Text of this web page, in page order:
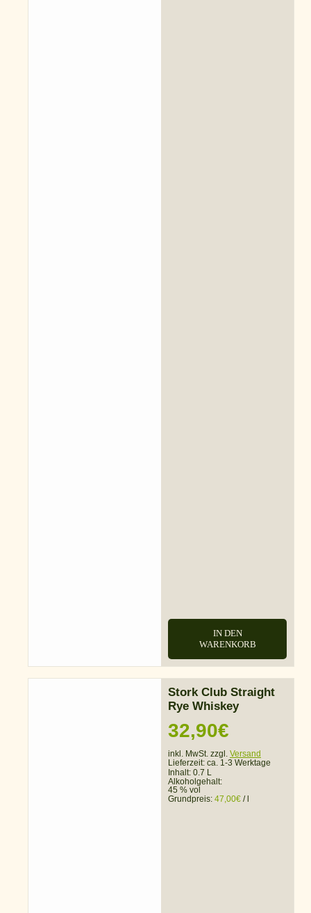
IN DEN
WARENKORB
Stork Club Straight
Rye Whiskey
32,90€
inkl. MwSt. zzgl. Versand
Lieferzeit: ca. 1-3 Werktage
Inhalt: 0.7 L
Alkoholgehalt:
45 % vol
Grundpreis: 47,00€ /